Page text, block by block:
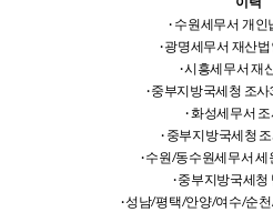
· 수원세무서 개
· 광명세무서 재산
· 시흥세무서 재
· 중부지방국세청 조
· 화성세무서
· 중부지방국세청
· 수원/동수원세무서
· 중부지방국세
· 성남/평택/안양/여수/순